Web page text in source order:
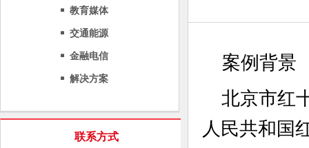
教育媒体
交通能源
金融电信
解决方案
联系方式
案例背景
北京市红
人民共和国